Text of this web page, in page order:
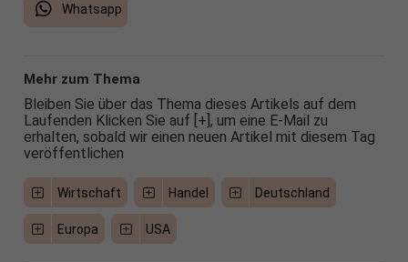
Whatsapp
Mehr zum Thema
Bleiben Sie über das Thema dieses Artikels auf dem
Laufenden Klicken Sie auf [+], um eine E-Mail zu
erhalten, sobald wir einen neuen Artikel mit diesem Tag
veröffentlichen
Wirtschaft Handel Deutschland
Europa USA